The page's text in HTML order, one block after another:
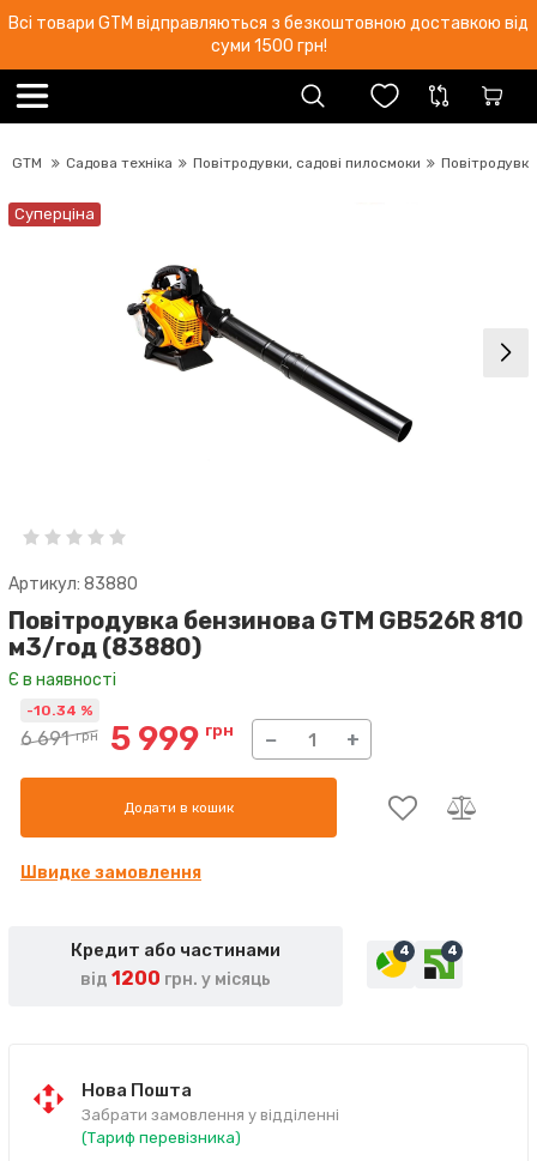
Всі товари GTM відправляються з безкоштовною доставкою від
суми 1500 грн!
GTM Садова техніка Повітродувки, садові пилосмоки
Суперціна
Артикул: 83880
Повітродувка бензинова GTM GB526R 810
м3/год (83880)
Є в наявності
6 691 грн 5 999 грн
-10.34 %
− +
Додати в кошик
Швидке замовлення
Кредит або частинами
від 1200 грн. у місяць
4 4
Нова Пошта
Забрати замовлення у відділенні
(Тариф перевізника)